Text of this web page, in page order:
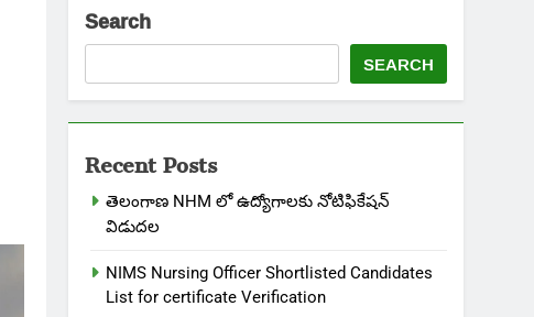
Search
SEARCH
Recent Posts
తెలంగాణ NHM లో ఉద్యోగాలకు నోటిఫికేషన్
విడుదల
NIMS Nursing Officer Shortlisted Candidates
List for certificate Verification